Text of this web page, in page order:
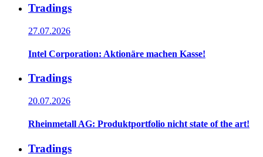
Tradings
27.07.2026
Intel Corporation: Aktionäre machen Kasse!
Tradings
20.07.2026
Rheinmetall AG: Produktportfolio nicht state of the art!
Tradings